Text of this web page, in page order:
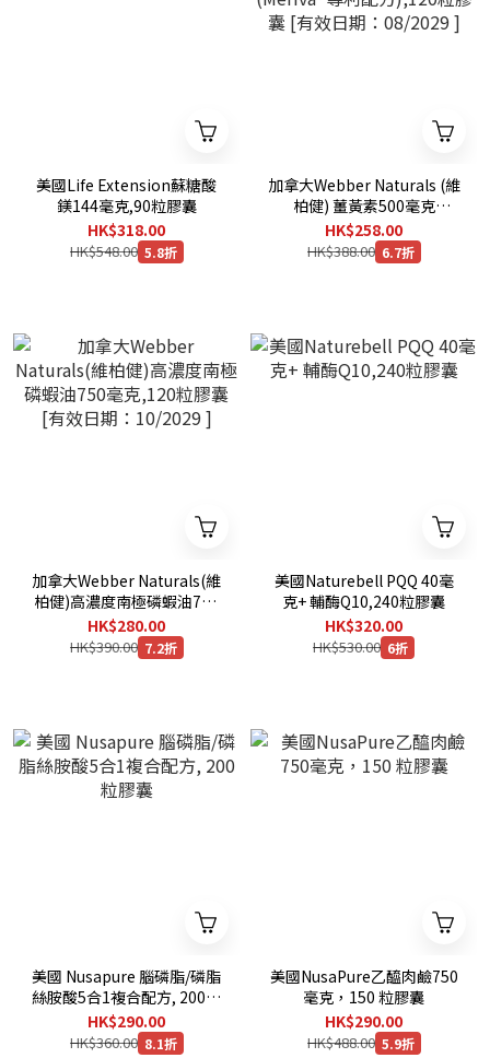
美國Life Extension蘇糖酸
鎂144毫克,90粒膠囊
HK$318.00
HK$548.00 5.8折
加拿大Webber Naturals (維
柏健) 薑黃素500毫克
(Meriva®專利配方),120粒膠
囊 [有效日期：08/2029 ]
HK$258.00
HK$388.00 6.7折
加拿大Webber Naturals(維
柏健)高濃度南極磷蝦油750
毫克,120粒膠囊 [有效日期：
10/2029 ]
HK$280.00
HK$390.00 7.2折
美國Naturebell PQQ 40毫
克+ 輔酶Q10,240粒膠囊
HK$320.00
HK$530.00 6折
美國 Nusapure 腦磷脂/磷脂
絲胺酸5合1複合配方, 200粒
膠囊
HK$290.00
HK$360.00 8.1折
美國NusaPure乙醯肉鹼750
毫克，150 粒膠囊
HK$290.00
HK$488.00 5.9折